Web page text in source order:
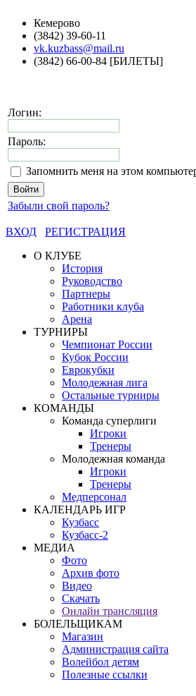
Кемерово
(3842) 39-60-11
vk.kuzbass@mail.ru
(3842) 66-00-84 [БИЛЕТЫ]
Логин:
Пароль:
Запомнить меня на этом
Забыли свой пароль?
ВХОД
РЕГИСТРАЦИЯ
О КЛУБЕ
История
Руководство
Партнеры
Работники клуба
Арена
ТУРНИРЫ
Чемпионат России
Кубок России
Еврокубки
Молодежная лига
Остальные турниры
КОМАНДЫ
Команда суперлиги
Игроки
Тренеры
Молодежная команда
Игроки
Тренеры
Медперсонал
КАЛЕНДАРЬ ИГР
Кузбасс
Кузбасс-2
МЕДИА
Фото
Архив фото
Видео
Скачать
Онлайн трансляция
БОЛЕЛЬЩИКАМ
Магазин
Администрация сайта
Волейбол детям
Полезные ссылки